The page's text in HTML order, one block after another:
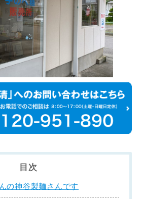
目次
の神谷製麺さんです